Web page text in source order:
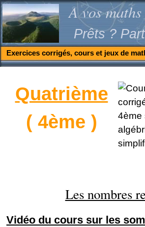
A vos
Prêts ?
Exercices corrigés, cours et jeux de
Quatrième
( 4ème )
Les nombres
Vidéo du cours sur les